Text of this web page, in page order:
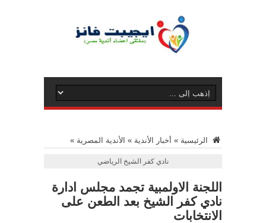
الرئيسية » أخبار الأندية » الأندية المصرية »
نادي كفر الشيخ الرياضي
اللجنة الاولمبية تجمد مجلس ادارة
نادي كفر الشيخ بعد الطعن على
الانتخابات